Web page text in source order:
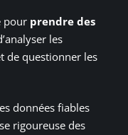
pour prendre des
les
de questionner les
données fiables
rigoureuse des